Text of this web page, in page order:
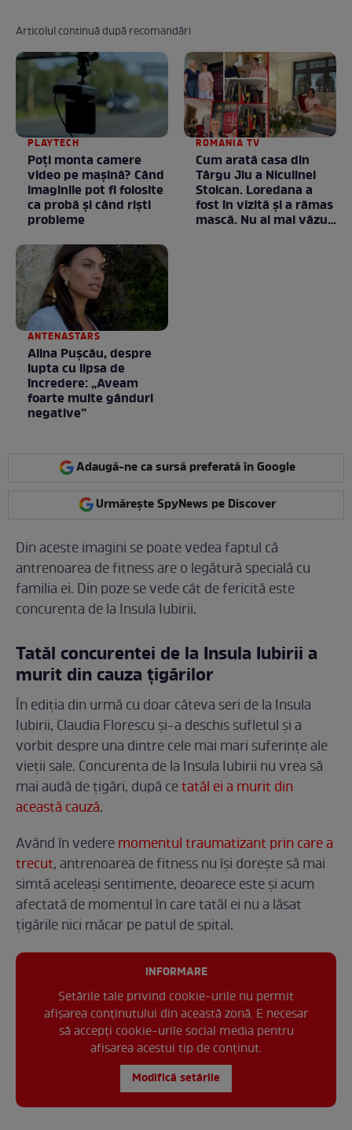
Articolul continuă după recomandări
PLAYTECH
Poți monta camere
video pe mașină? Când
imaginile pot fi folosite
ca probă și când riști
probleme
ROMANIA TV
Cum arată casa din
Târgu Jiu a Niculinei
Stoican. Loredana a
fost în vizită și a rămas
mască. Nu ai mai văzut
ANTENASTARS
Alina Pușcău, despre
lupta cu lipsa de
încredere: „Aveam
foarte multe gânduri
negative”
Adaugă-ne ca sursă preferată în Google
Urmărește SpyNews pe Discover
Din aceste imagini se poate vedea faptul că
antrenoarea de fitness are o legătură specială cu
familia ei. Din poze se vede cât de fericită este
concurenta de la Insula Iubirii.
Tatăl concurentei de la Insula Iubirii a
murit din cauza țigărilor
În ediția din urmă cu doar câteva seri de la Insula
Iubirii, Claudia Florescu și-a deschis sufletul și a
vorbit despre una dintre cele mai mari suferințe ale
vieții sale. Concurenta de la Insula Iubirii nu vrea să
mai audă de țigări, după cetatăl ei a murit din
această cauză.
Având în vederemomentul traumatizant prin care a
trecut, antrenoarea de fitness nu își dorește să mai
simtă aceleași sentimente, deoarece este și acum
afectată de momentul în care tatăl ei nu a lăsat
țigările nici măcar pe patul de spital.
INFORMARE
Setările tale privind cookie-urile nu permit
afișarea conținutului din această zonă. E necesar
să accepți cookie-urile social media pentru
afisarea acestui tip de conținut.
Modifică setările